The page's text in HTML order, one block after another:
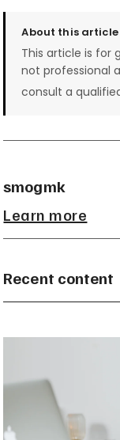
About this article
This article is for
not professional
consult a
smogmk
Learn more
Recent content